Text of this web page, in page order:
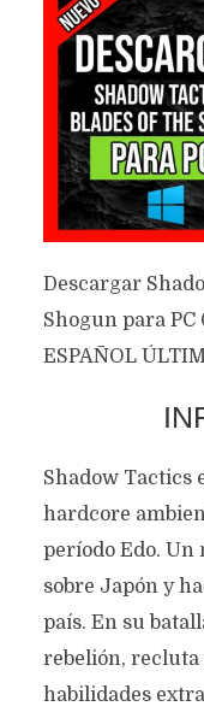
Descargar
Shogun para PC
ESPAÑOL
Shadow Tactics
hardcore
período Edo. Un
sobre Japón y
país. En su
rebelión, recluta
habilidades